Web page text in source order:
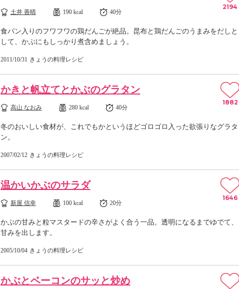
土井 善晴 190 kcal 40分
食パン入りのフワフワの鶏だんごが絶品。昆布と鶏だんごのうまみをだしと
して、かぶにもしっかり煮含めましょう。
2011/10/31 きょうの料理レシピ
2194
かきと帆立てとかぶのグラタン
高山 なおみ 280 kcal 40分
冬のおいしい食材が、これでもかというほどゴロゴロ入った欲張りなグラタ
ン。
2007/02/12 きょうの料理レシピ
1882
温かいかぶのサラダ
新屋 信幸 100 kcal 20分
かぶの甘みと粒マスタードの辛さがよく合う一品。透明になるまでゆでて、
甘みを出します。
2005/10/04 きょうの料理レシピ
1646
かぶとベーコンのサッと炒め